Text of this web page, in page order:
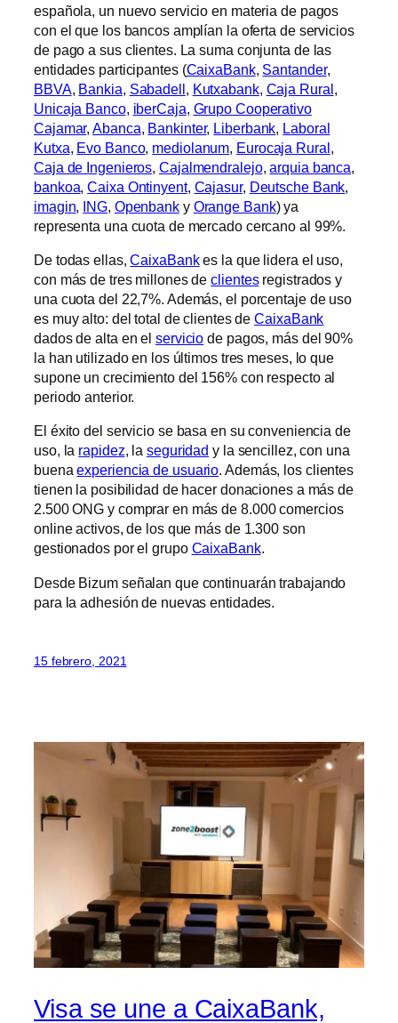
española, un nuevo servicio en materia de pagos
con el que los bancos amplían la oferta de servicios
de pago a sus clientes. La suma conjunta de las
entidades participantes (CaixaBank, Santander,
BBVA, Bankia, Sabadell, Kutxabank, Caja Rural,
Unicaja Banco, iberCaja, Grupo Cooperativo
Cajamar,Abanca, Bankinter, Liberbank, Laboral
Kutxa, Evo Banco, mediolanum, Eurocaja Rural,
Caja de Ingenieros,Cajalmendralejo,arquia banca,
bankoa,Caixa Ontinyent, Cajasur, Deutsche Bank,
imagin, ING, Openbanky Orange Bank) ya
representa una cuota de mercado cercano al 99%.
De todas ellas,CaixaBankes la que lidera el uso,
con más de tres millones declientesregistrados y
una cuota del 22,7%. Además, el porcentaje de uso
es muy alto: del total de clientes deCaixaBank
dados de alta en el servicio de pagos, más del 90%
la han utilizado en los últimos tres meses, lo que
supone un crecimiento del 156% con respecto al
periodo anterior.
El éxito del servicio se basa en su conveniencia de
uso, la rapidez, laseguridad y la sencillez, con una
buenaexperiencia de usuario. Además, los clientes
tienen la posibilidad de hacer donaciones a más de
2.500 ONG y comprar en más de 8.000 comercios
online activos, de los que más de 1.300 son
gestionados por el grupo CaixaBank.
Desde Bizum señalan que continuarán trabajando
para la adhesión de nuevas entidades.
15 febrero, 2021
Visa se une a CaixaBank,